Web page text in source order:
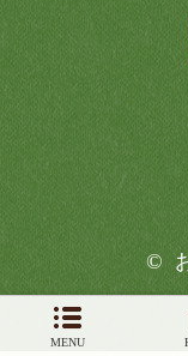
FacebookInstagram
MENU
©